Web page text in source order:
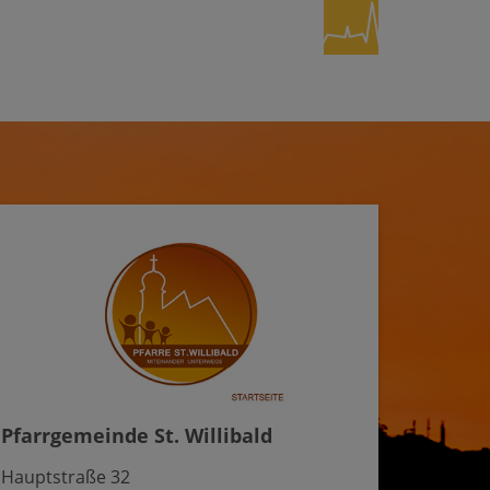
Pfarrgemeinde St. Willibald
Hauptstraße 32